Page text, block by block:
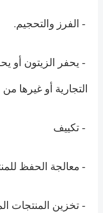
- الفرز والتحجيم.
- يحفر الزيتون أو
التجارية أو غيرها
- تكييف
- معالجة الحفظ
- تخزين المنتجات